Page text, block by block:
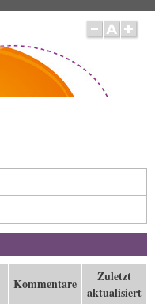
Kommentare
Zuletzt
aktualisiert